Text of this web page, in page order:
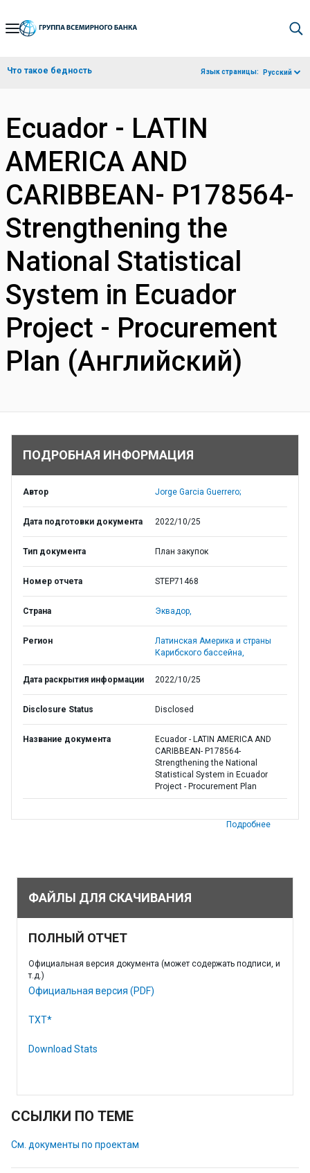
Skip
Navigation
Что такое бедность Язык страницы: Русский
Ecuador - LATIN
AMERICA AND
CARIBBEAN- P178564-
Strengthening the
National Statistical
System in Ecuador
Project - Procurement
Plan (Английский)
ПОДРОБНАЯ ИНФОРМАЦИЯ
Автор Jorge Garcia Guerrero;
Дата подготовки документа 2022/10/25
Тип документа План закупок
Номер отчета STEP71468
Страна Эквадор,
Регион
Латинская Америка и страны
Карибского бассейна,
Дата раскрытия информации 2022/10/25
Disclosure Status Disclosed
Название документа
Ecuador - LATIN AMERICA AND
CARIBBEAN- P178564-
Strengthening the National
Statistical System in Ecuador
Project - Procurement Plan
Подробнее
ФАЙЛЫ ДЛЯ СКАЧИВАНИЯ
ПОЛНЫЙ ОТЧЕТ
Официальная версия документа (может содержать подписи, и
т.д.)
Официальная версия (PDF)
TXT*
Download Stats
ССЫЛКИ ПО ТЕМЕ
См. документы по проектам